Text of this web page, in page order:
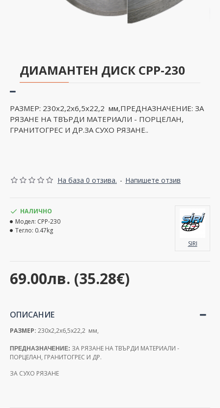
ДИАМАНТЕН ДИСК CPP-230
РАЗМЕР: 230х2,2х6,5х22,2 мм,ПРЕДНАЗНАЧЕНИЕ: ЗА
РЯЗАНЕ НА ТВЪРДИ МАТЕРИАЛИ - ПОРЦЕЛАН,
ГРАНИТОГРЕС И ДР.ЗА СУХО РЯЗАНЕ..
На база 0 отзива. - Напишете отзив
69.00лв. (35.28€)
НАЛИЧНО
Модел: CPP-230
Тегло: 0.47kg
SIRI
ОПИСАНИЕ
РАЗМЕР: 230х2,2х6,5х22,2 мм,
ПРЕДНАЗНАЧЕНИЕ: ЗА РЯЗАНЕ НА ТВЪРДИ МАТЕРИАЛИ -
ПОРЦЕЛАН, ГРАНИТОГРЕС И ДР.
ЗА СУХО РЯЗАНЕ